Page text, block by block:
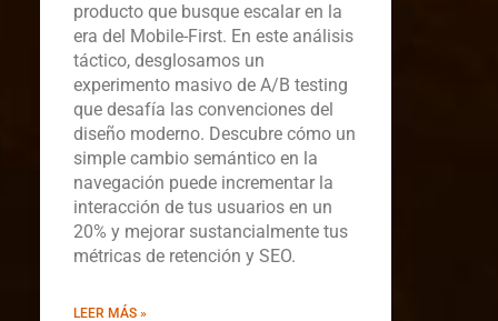
producto que busque escalar en la
era del Mobile-First. En este análisis
táctico, desglosamos un
experimento masivo de A/B testing
que desafía las convenciones del
diseño moderno. Descubre cómo un
simple cambio semántico en la
navegación puede incrementar la
interacción de tus usuarios en un
20% y mejorar sustancialmente tus
métricas de retención y SEO.
LEER MÁS »